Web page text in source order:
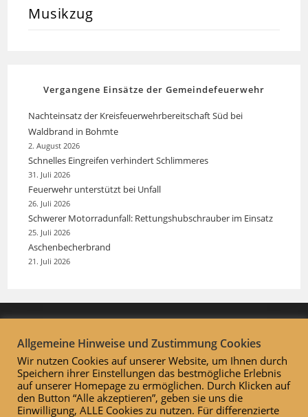
Musikzug
Vergangene Einsätze der Gemeindefeuerwehr
Nachteinsatz der Kreisfeuerwehrbereitschaft Süd bei
Waldbrand in Bohmte
2. August 2026
Schnelles Eingreifen verhindert Schlimmeres
31. Juli 2026
Feuerwehr unterstützt bei Unfall
26. Juli 2026
Schwerer Motorradunfall: Rettungshubschrauber im Einsatz
25. Juli 2026
Aschenbecherbrand
21. Juli 2026
Allgemeine Hinweise und Zustimmung Cookies
Wir nutzen Cookies auf unserer Website, um Ihnen durch
Speichern ihrer Einstellungen das bestmögliche Erlebnis
auf unserer Homepage zu ermöglichen. Durch Klicken auf
den Button “Alle akzeptieren”, geben sie uns die
Einwilligung, ALLE Cookies zu nutzen. Für differenzierte